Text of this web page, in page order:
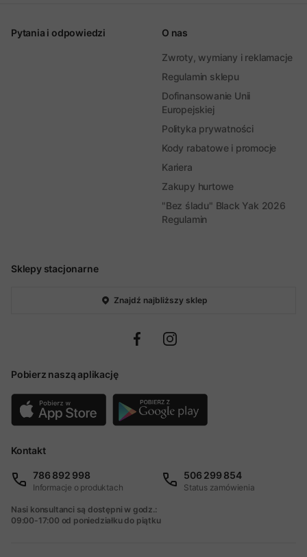
Sklepy stacjonarne
Znajdź najbliższy sklep
Pobierz naszą aplikację
Pytania i odpowiedzi O nas
Zwroty, wymiany i reklamacje
Regulamin sklepu
Dofinansowanie Unii
Europejskiej
Polityka prywatności
Kody rabatowe i promocje
Kariera
Zakupy hurtowe
"Bez śladu" Black Yak 2026
Regulamin
Kontakt
786 892 998
Informacje o produktach
506 299 854
Status zamówienia
Nasi konsultanci są dostępni w godz.:
09:00-17:00 od poniedziałku do piątku